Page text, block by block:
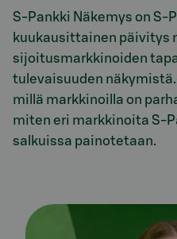
S-Pankki Näkemys on S-
kuukausittainen päivitys
sijoitusmarkkinoiden
tulevaisuuden
millä markkinoilla on
miten eri markkinoita S-
salkuissa painotetaan.